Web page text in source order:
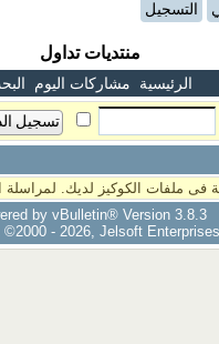
التسجيل
منتديات تداول
الرئيسية مشاركات اليوم
ملفات الكوكيز لديك. لمراسلة
by vBulletin® Version 3.8.3
©2000 - 2026, Jelsoft Enterprises